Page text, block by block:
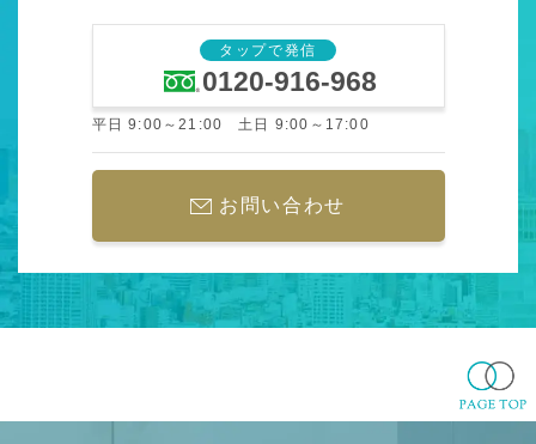
タップで発信
0120-916-968
平日 9:00～21:00 土日 9:00～17:00
お問い合わせ